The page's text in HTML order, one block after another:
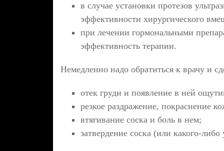
в случае установки протезов
эффективности хирургического
при лечении гормональными
эффективность терапии.
Немедленно надо обратиться к врачу и
отек груди и появление в ней
резкое раздражение, покраснение
втягивание соска и боль в нем;
затвердение соска (или какого-